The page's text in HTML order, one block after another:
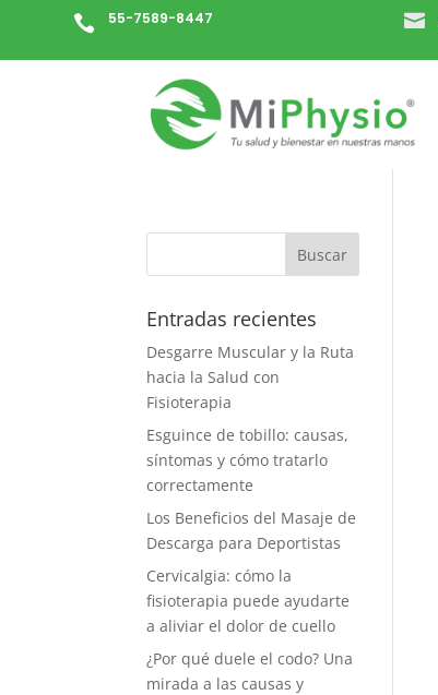
 55-7589-8447 
Entradas recientes
Desgarre Muscular y la Ruta
hacia la Salud con
Fisioterapia
Esguince de tobillo: causas,
síntomas y cómo tratarlo
correctamente
Los Beneficios del Masaje de
Descarga para Deportistas
Cervicalgia: cómo la
fisioterapia puede ayudarte
a aliviar el dolor de cuello
¿Por qué duele el codo? Una
mirada a las causas y